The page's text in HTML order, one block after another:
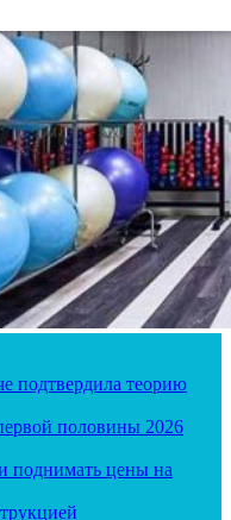
подтвердила теорию
половины 2026
поднимать цены на